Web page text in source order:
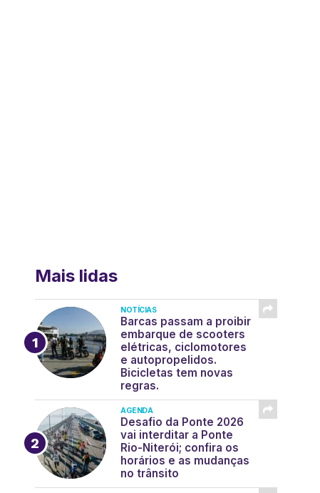
Mais lidas
NOTÍCIAS
Barcas passam a proibir
embarque de scooters
elétricas, ciclomotores
e autopropelidos.
Bicicletas tem novas
regras.
AGENDA
Desafio da Ponte 2026
vai interditar a Ponte
Rio-Niterói; confira os
horários e as mudanças
no trânsito